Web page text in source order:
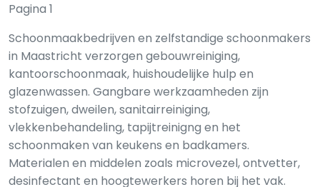
Pagina 1
Schoonmaakbedrijven en zelfstandige schoonmakers
in Maastricht verzorgen gebouwreiniging,
kantoorschoonmaak, huishoudelijke hulp en
glazenwassen. Gangbare werkzaamheden zijn
stofzuigen, dweilen, sanitairreiniging,
vlekkenbehandeling, tapijtreinigng en het
schoonmaken van keukens en badkamers.
Materialen en middelen zoals microvezel, ontvetter,
desinfectant en hoogtewerkers horen bij het vak.